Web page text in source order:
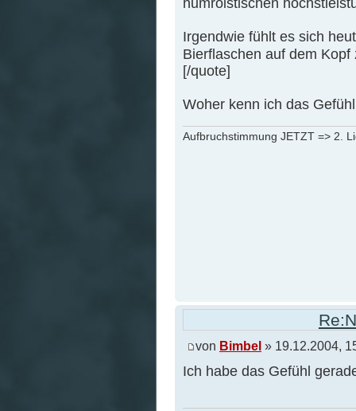
Irgendwie fühlt es sich
Bierflaschen auf dem
[/quote]
Woher kenn ich das Gefühl
Aufbruchstimmung JETZT => 2.
von Bimbel » 19.12.2004,
Ich habe das Gefühl